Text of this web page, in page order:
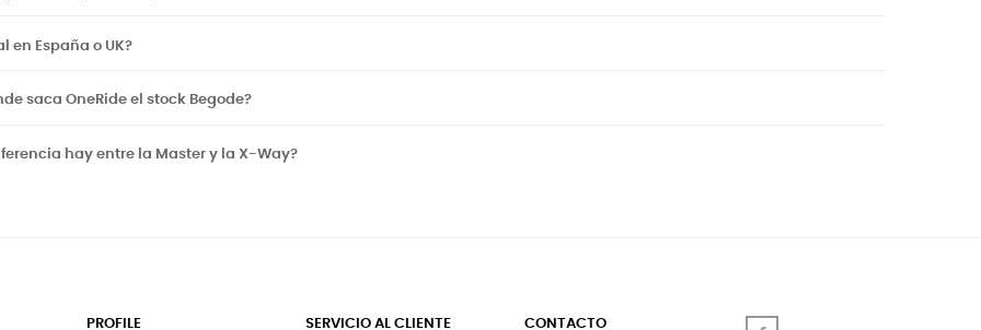
en España o UK?
saca OneRide el stock Begode?
hay entre la Master y la X-Way?
PROFILE SERVICIO AL CLIENTE CONTACTO